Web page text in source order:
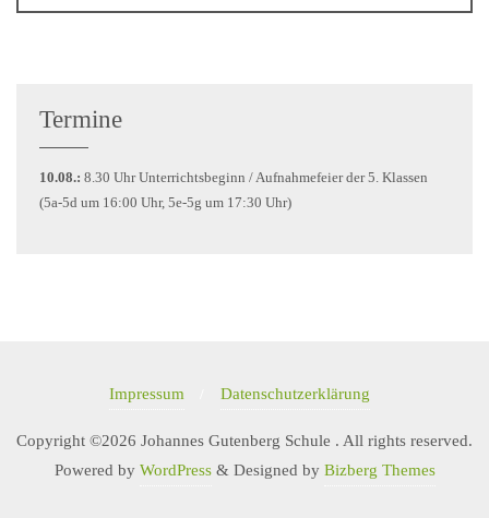
Termine
10.08.: 8.30 Uhr Unterrichtsbeginn / Aufnahmefeier der 5. Klassen
(5a-5d um 16:00 Uhr, 5e-5g um 17:30 Uhr)
Impressum Datenschutzerklärung
Copyright ©2026 Johannes Gutenberg Schule . All rights reserved.
Powered by WordPress & Designed by Bizberg Themes